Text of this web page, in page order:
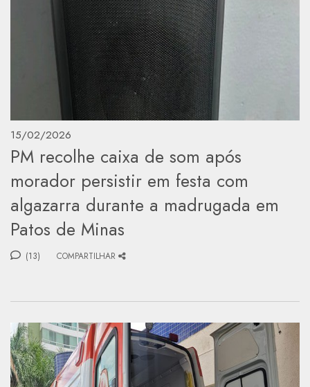
15/02/2026
PM recolhe caixa de som após
morador persistir em festa com
algazarra durante a madrugada em
Patos de Minas
(13) COMPARTILHAR